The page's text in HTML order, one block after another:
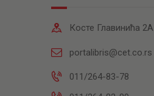
Косте Главинића 2А
portalibris@cet.co.rs
011/264-83-78